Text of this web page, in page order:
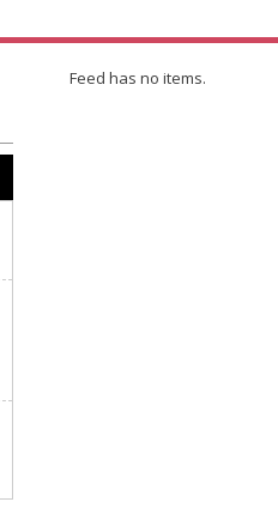
Feed has no items.